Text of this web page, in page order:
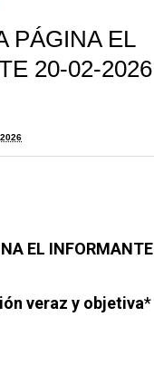
PÁGINA EL
20-02-2026
EL INFORMANTE
veraz y objetiva*